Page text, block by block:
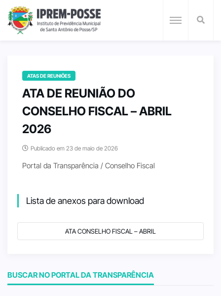
ATAS DE REUNIÕES
ATA DE REUNIÃO DO
CONSELHO FISCAL – ABRIL
2026
Publicado em 23 de maio de 2026
Portal da Transparência / Conselho Fiscal
Lista de anexos para download
ATA CONSELHO FISCAL – ABRIL
BUSCAR NO PORTAL DA TRANSPARÊNCIA